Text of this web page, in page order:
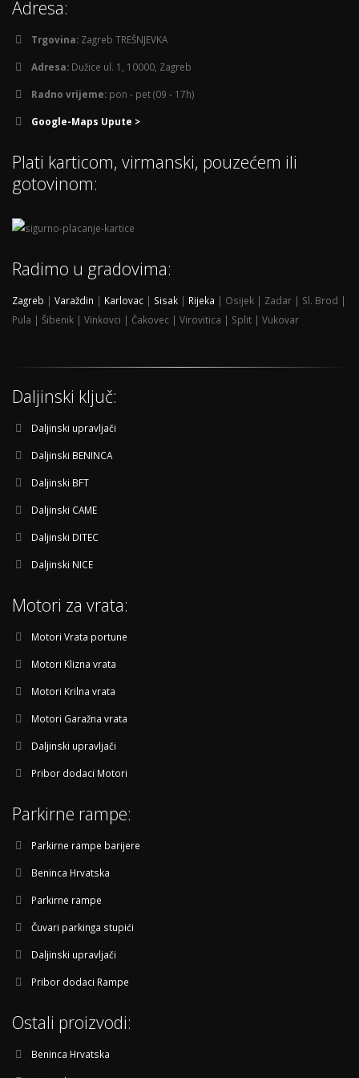
Adresa:
Trgovina: Zagreb TREŠNJEVKA
Adresa: Dužice ul. 1, 10000, Zagreb
Radno vrijeme: pon - pet (09 - 17h)
Google-Maps Upute >
Plati karticom, virmanski, pouzećem ili
gotovinom:
Radimo u gradovima:
Zagreb | Varaždin | Karlovac | Sisak | Rijeka | Osijek | Zadar | Sl. Brod |
Pula | Šibenik | Vinkovci | Čakovec | Virovitica | Split | Vukovar
Daljinski ključ:
Daljinski upravljači
Daljinski BENINCA
Daljinski BFT
Daljinski CAME
Daljinski DITEC
Daljinski NICE
Motori za vrata:
Motori Vrata portune
Motori Klizna vrata
Motori Krilna vrata
Motori Garažna vrata
Daljinski upravljači
Pribor dodaci Motori
Parkirne rampe:
Parkirne rampe barijere
Beninca Hrvatska
Parkirne rampe
Čuvari parkinga stupići
Daljinski upravljači
Pribor dodaci Rampe
Ostali proizvodi:
Beninca Hrvatska